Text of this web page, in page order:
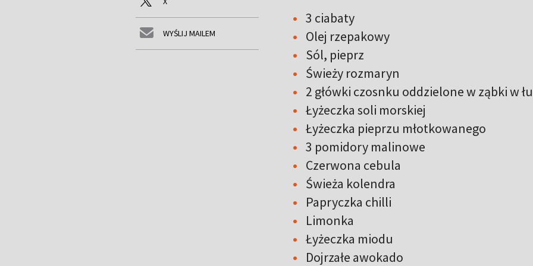
WYŚLIJ MAILEM
3 ciabaty
Olej rzepakowy
Sól, pieprz
Świeży rozmaryn
2 główki czosnku oddzielone w ząbki w
Łyżeczka soli morskiej
Łyżeczka pieprzu młotkowanego
3 pomidory malinowe
Czerwona cebula
Świeża kolendra
Papryczka chilli
Limonka
Łyżeczka miodu
Dojrzałe awokado